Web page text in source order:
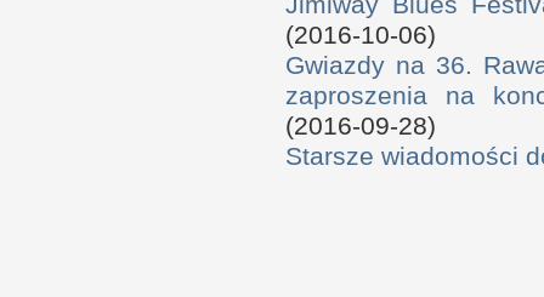
(2016-10-06)
Gwiazdy na 36.
zaproszenia na
(2016-09-28)
Starsze wiadomości